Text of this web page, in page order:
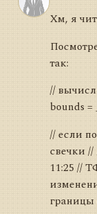
Хм, я
так:
//
bounds
// если
свечки
11:25 //
границы